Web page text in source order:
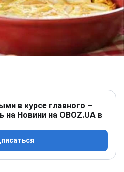
в курсе главного –
на Новини на OBOZ.UA в